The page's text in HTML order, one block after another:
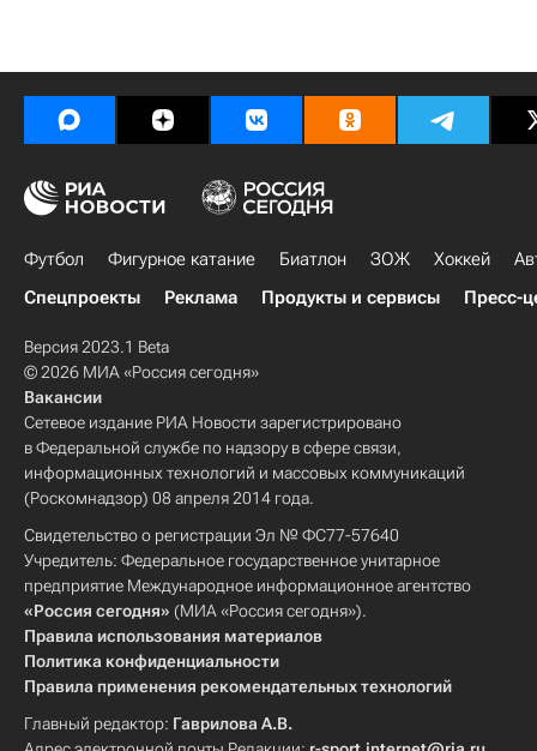
Футбол Фигурное катание Биатлон ЗОЖ Хоккей
Спецпроекты
Реклама Продукты и сервисы Пресс-
Версия 2023.1 Beta
© 2026 МИА «Россия сегодня»
Вакансии
Сетевое издание РИА Новости зарегистрировано
в Федеральной службе по надзору в сфере связи,
информационных технологий и массовых коммуникаций
(Роскомнадзор) 08 апреля 2014 года.
Свидетельство о регистрации Эл № ФС77-57640
Учредитель: Федеральное государственное унитарное
предприятие Международное информационное агентство
«Россия сегодня» (МИА «Россия сегодня»).
Правила использования материалов
Политика конфиденциальности
Правила применения рекомендательных технологий
Главный редактор: Гаврилова А.В.